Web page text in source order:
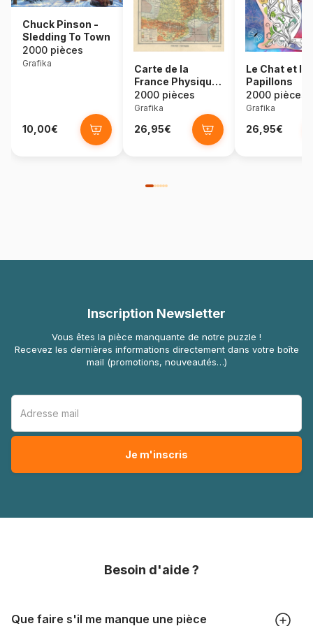
Chuck Pinson -
Sledding To Town
2000 pièces
Grafika
10,00€
Carte de la
France Physique
- Larousse, 1925
2000 pièces
Grafika
26,95€
Le Chat et
Papillons
2000 pièces
Grafika
26,95€
Inscription Newsletter
Vous êtes la pièce manquante de notre puzzle !
Recevez les dernières informations directement dans votre boîte
mail (promotions, nouveautés…)
Besoin d'aide ?
Que faire s'il me manque une pièce